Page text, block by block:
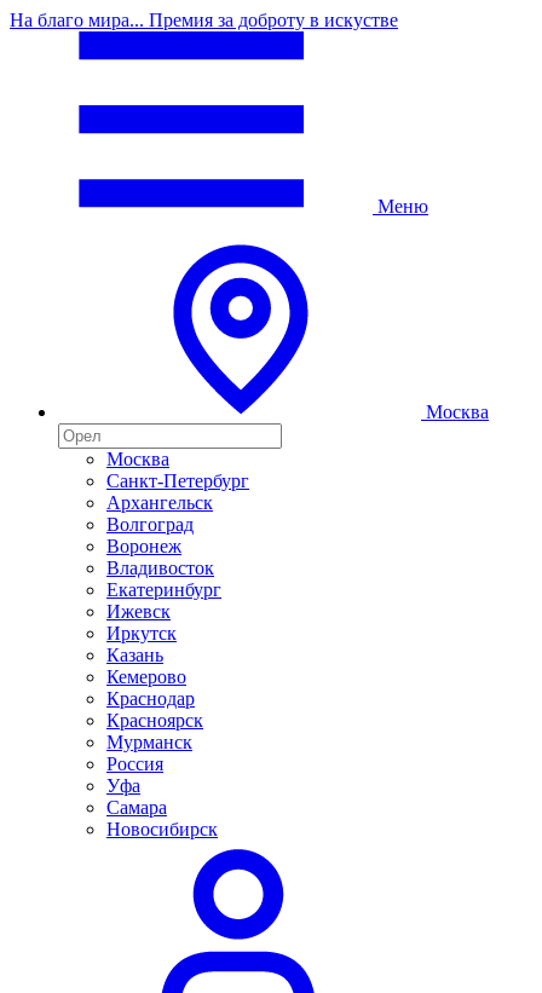
На благо мира... Премия за доброту в искустве
Меню
Москва
Москва
Санкт-Петербург
Архангельск
Волгоград
Воронеж
Владивосток
Екатеринбург
Ижевск
Иркутск
Казань
Кемерово
Краснодар
Красноярск
Мурманск
Россия
Уфа
Самара
Новосибирск